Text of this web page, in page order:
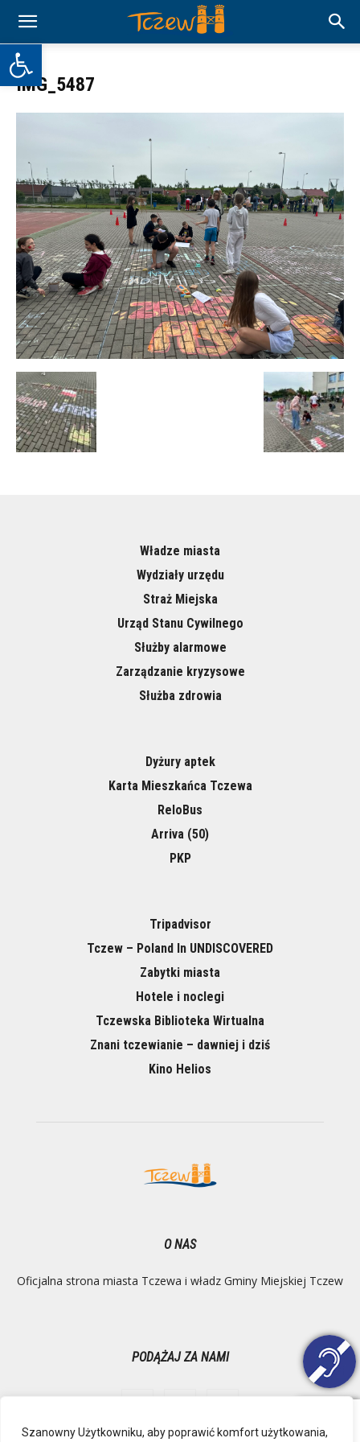
Otwórz pasek narzędzi
Szanowny Użytkowniku, aby poprawić komfort użytkowania,
IMG_5487
Władze miasta
Wydziały urzędu
Straż Miejska
Urząd Stanu Cywilnego
Służby alarmowe
Zarządzanie kryzysowe
Służba zdrowia
Dyżury aptek
Karta Mieszkańca Tczewa
ReloBus
Arriva (50)
PKP
Tripadvisor
Tczew – Poland In UNDISCOVERED
Zabytki miasta
Hotele i noclegi
Tczewska Biblioteka Wirtualna
Znani tczewianie – dawniej i dziś
Kino Helios
O NAS
Oficjalna strona miasta Tczewa i władz Gminy Miejskiej Tczew
PODĄŻAJ ZA NAMI